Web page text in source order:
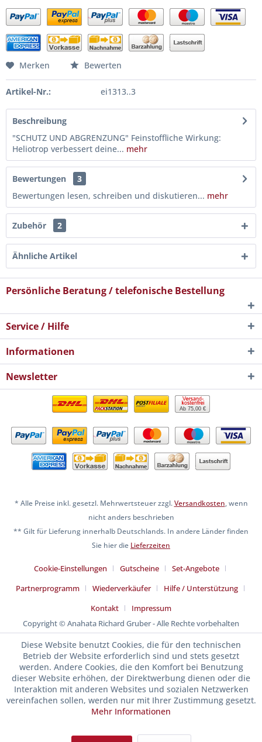
Merken Bewerten
Artikel-Nr.: ei1313..3
Beschreibung
"SCHUTZ UND ABGRENZUNG" Feinstoffliche Wirkung:
Heliotrop verbessert deine... mehr
Bewertungen
3
Bewertungen lesen, schreiben und diskutieren... mehr
Zubehör 2
Ähnliche Artikel
Persönliche Beratung / telefonische Bestellung
Service / Hilfe
Informationen
Newsletter
Ab 75,00 €
* Alle Preise inkl. gesetzl. Mehrwertsteuer zzgl.Versandkosten, wenn
nicht anders beschrieben
** Gilt für Lieferung innerhalb Deutschlands. In andere Länder finden
Sie hier die Lieferzeiten
Cookie-Einstellungen Gutscheine
Set-Angebote
Partnerprogramm
Wiederverkäufer
Hilfe / Unterstützung
Kontakt
Impressum
Copyright © Anahata Richard Gruber - Alle Rechte vorbehalten
Diese Website benutzt Cookies, die für den technischen
Betrieb der Website erforderlich sind und stets gesetzt
werden. Andere Cookies, die den Komfort bei Benutzung
dieser Website erhöhen, der Direktwerbung dienen oder die
Interaktion mit anderen Websites und sozialen Netzwerken
vereinfachen sollen, werden nur mit Ihrer Zustimmung gesetzt.
Mehr Informationen